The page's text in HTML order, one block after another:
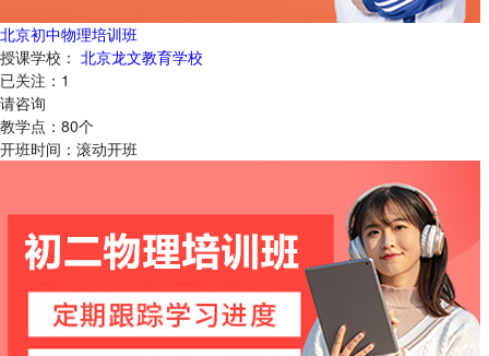
北京初中物理培训班
授课学校： 北京龙文教育学校
已关注： 1
请咨询
教学点： 80个
开班时间： 滚动开班